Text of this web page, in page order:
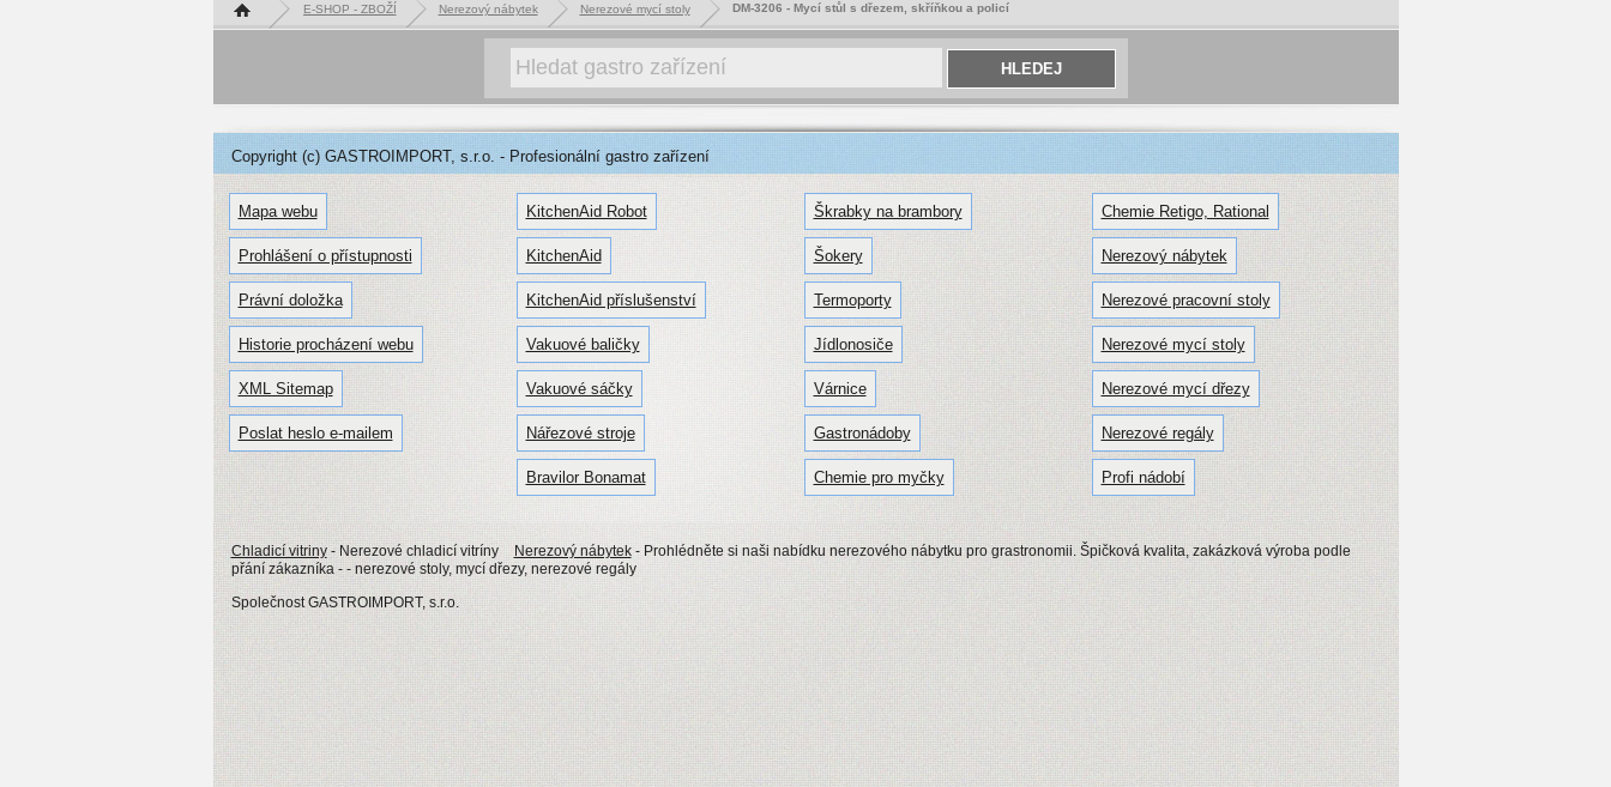
Hlavní stránka E-SHOP - ZBOŽÍ Nerezový nábytek Nerezové mycí stoly DM-3206 - Mycí stůl s dřezem, skříňkou a policí
Copyright (c) GASTROIMPORT, s.r.o. - Profesionální gastro zařízení
Mapa webu
Prohlášení o přístupnosti
Právní doložka
Historie procházení webu
XML Sitemap
Poslat heslo e-mailem
KitchenAid Robot
KitchenAid
KitchenAid příslušenství
Vakuové baličky
Vakuové sáčky
Nářezové stroje
Bravilor Bonamat
Škrabky na brambory
Šokery
Termoporty
Jídlonosiče
Várnice
Gastronádoby
Chemie pro myčky
Chemie Retigo, Rational
Nerezový nábytek
Nerezové pracovní stoly
Nerezové mycí stoly
Nerezové mycí dřezy
Nerezové regály
Profi nádobí
Chladicí vitriny - Nerezové chladicí vitríny Nerezový nábytek - Prohlédněte si naši nabídku nerezového nábytku pro grastronomii. Špičková kvalita, zakázková výroba podle
přání zákazníka - - nerezové stoly, mycí dřezy, nerezové regály
Společnost GASTROIMPORT, s.r.o.